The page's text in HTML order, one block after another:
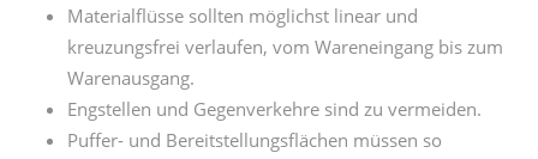
Engstellen und Gegenverkehre sind zu vermeiden.
Puffer- und Bereitstellungsflächen müssen so
positioniert werden, dass sie Transportzeiten
verkürzen, nicht verlängern.
Auch die Höhenebenen spielen eine Rolle: Aufzüge